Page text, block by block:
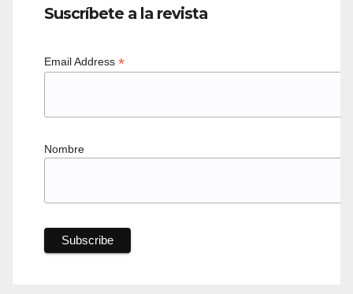
Suscríbete a la revista
Email Address *
Nombre